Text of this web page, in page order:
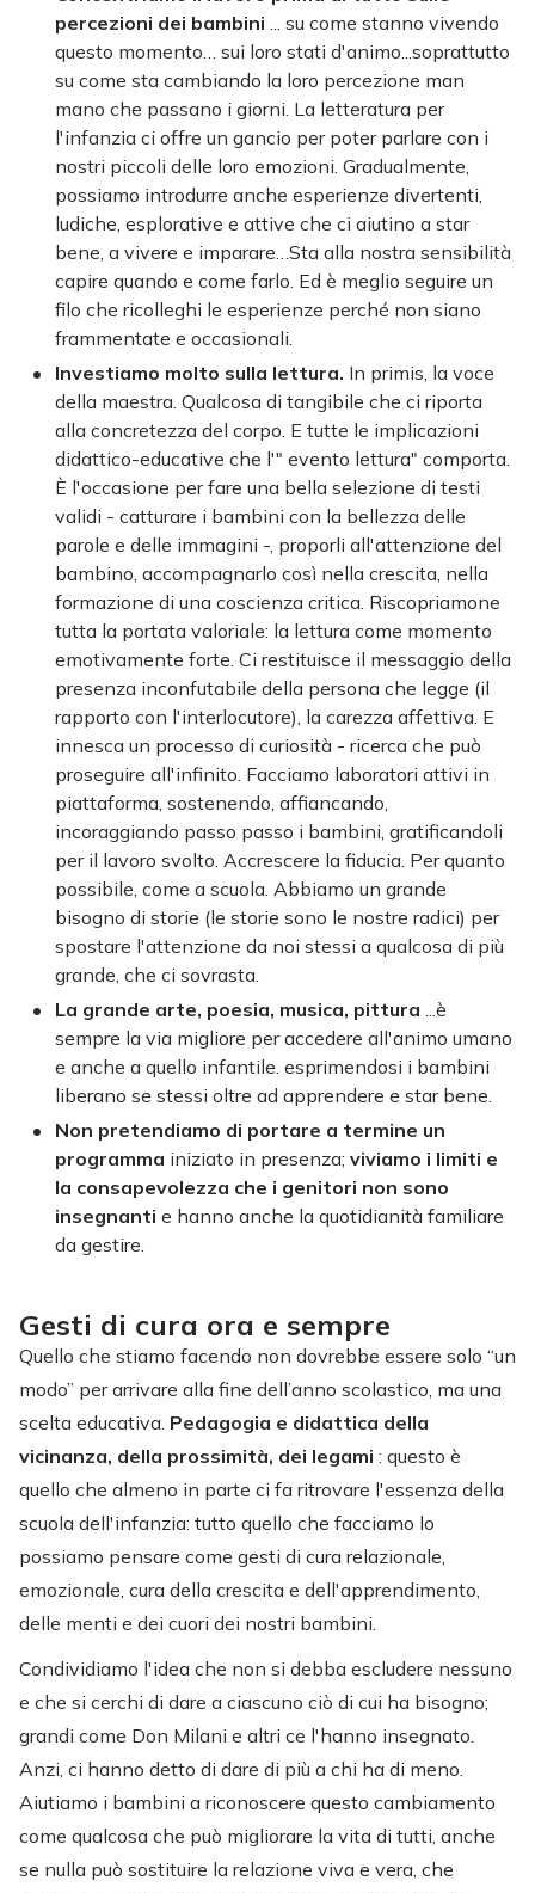
percezioni dei bambini ... su come stanno vivendo
questo momento… sui loro stati d'animo...soprattutto
su come sta cambiando la loro percezione man
mano che passano i giorni. La letteratura per
l'infanzia ci offre un gancio per poter parlare con i
nostri piccoli delle loro emozioni. Gradualmente,
possiamo introdurre anche esperienze divertenti,
ludiche, esplorative e attive che ci aiutino a star
bene, a vivere e imparare…Sta alla nostra sensibilità
capire quando e come farlo. Ed è meglio seguire un
filo che ricolleghi le esperienze perché non siano
frammentate e occasionali.
Investiamo molto sulla lettura. In primis, la voce
della maestra. Qualcosa di tangibile che ci riporta
alla concretezza del corpo. E tutte le implicazioni
didattico-educative che l'" evento lettura" comporta.
È l'occasione per fare una bella selezione di testi
validi - catturare i bambini con la bellezza delle
parole e delle immagini -, proporli all'attenzione del
bambino, accompagnarlo così nella crescita, nella
formazione di una coscienza critica. Riscopriamone
tutta la portata valoriale: la lettura come momento
emotivamente forte. Ci restituisce il messaggio della
presenza inconfutabile della persona che legge (il
rapporto con l'interlocutore), la carezza affettiva. E
innesca un processo di curiosità - ricerca che può
proseguire all'infinito. Facciamo laboratori attivi in
piattaforma, sostenendo, affiancando,
incoraggiando passo passo i bambini, gratificandoli
per il lavoro svolto. Accrescere la fiducia. Per quanto
possibile, come a scuola. Abbiamo un grande
bisogno di storie (le storie sono le nostre radici) per
spostare l'attenzione da noi stessi a qualcosa di più
grande, che ci sovrasta.
La grande arte, poesia, musica, pittura ...è
sempre la via migliore per accedere all'animo umano
e anche a quello infantile. esprimendosi i bambini
liberano se stessi oltre ad apprendere e star bene.
Non pretendiamo di portare a termine un
programma iniziato in presenza; viviamo i limiti e
la consapevolezza che i genitori non sono
insegnanti e hanno anche la quotidianità familiare
da gestire.
Gesti di cura ora e sempre
Quello che stiamo facendo non dovrebbe essere solo “un
modo” per arrivare alla fine dell’anno scolastico, ma una
scelta educativa. Pedagogia e didattica della
vicinanza, della prossimità, dei legami : questo è
quello che almeno in parte ci fa ritrovare l'essenza della
scuola dell'infanzia: tutto quello che facciamo lo
possiamo pensare come gesti di cura relazionale,
emozionale, cura della crescita e dell'apprendimento,
delle menti e dei cuori dei nostri bambini.
Condividiamo l'idea che non si debba escludere nessuno
e che si cerchi di dare a ciascuno ciò di cui ha bisogno;
grandi come Don Milani e altri ce l'hanno insegnato.
Anzi, ci hanno detto di dare di più a chi ha di meno.
Aiutiamo i bambini a riconoscere questo cambiamento
come qualcosa che può migliorare la vita di tutti, anche
se nulla può sostituire la relazione viva e vera, che